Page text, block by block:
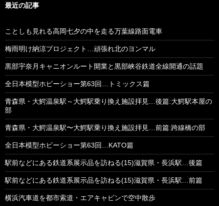
最近の記事
ことしも見れる高岡七夕の中を走る万葉線路面電車
梅雨明け納涼プロジェクト…頑張れ北のヨンマル
黒部宇奈月キャニオンルート開業と黒部峡谷鉄道全線開通の話題
全日本模型ホビーショー第63回…トミックス篇
青森県・大鰐温泉駅～大鰐駅乗り換え施設拝見…後篇:大鰐駅本屋の
部
青森県・大鰐温泉駅〜大鰐駅乗り換え施設拝見…前篇:跨線橋の部
全日本模型ホビーショー第63回…KATO篇
駅前などにある鉄道系展示品を訪ねる(15)滋賀県・長浜駅…後篇
駅前などにある鉄道系展示品を訪ねる(15)滋賀県・長浜駅…前篇
横浜汽車道を都市索道・エアキャビンで空中散歩